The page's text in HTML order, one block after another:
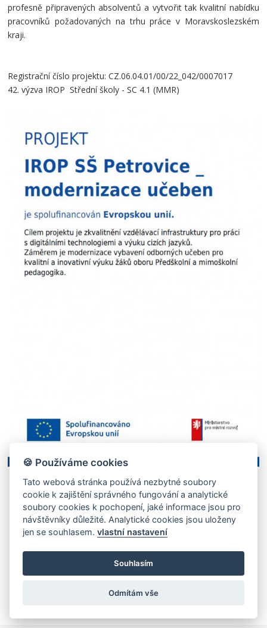
profesně připravených absolventů a vytvořit tak kvalitní nabídku
pracovníků požadovaných na trhu práce v Moravskoslezském
kraji.
Registrační číslo projektu:CZ.06.04.01/00/22_042/0007017
42. výzva IROP Střední školy - SC 4.1 (MMR)
🍪 Používáme cookies
Tato webová stránka používá nezbytné soubory
cookie k zajištění správného fungování a analytické
soubory cookies k pochopení, jaké informace jsou pro
návštěvníky důležité. Analytické cookies jsou uloženy
jen se souhlasem.vlastní nastavení
Souhlasím
Odmítám vše